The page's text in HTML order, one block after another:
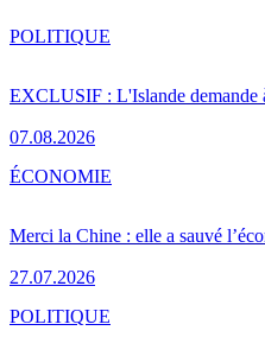
EXCLUSIF : L'Islande demande
07.08.2026
POLITIQUE
Merci la Chine : elle a sauvé
27.07.2026
ÉCONOMIE
POLITIQUE